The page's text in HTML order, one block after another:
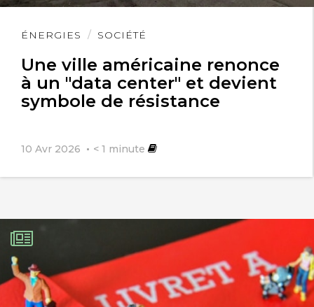
ÉNERGIES SOCIÉTÉ
Une ville américaine renonce
à un "data center" et devient
symbole de résistance
10 Avr 2026 < 1 minute
Lire